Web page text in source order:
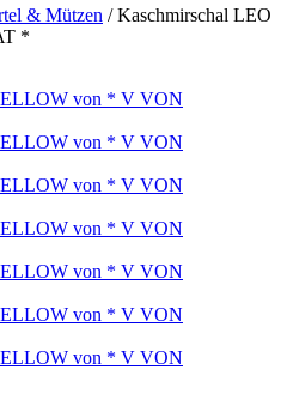
& Mützen /Kaschmirschal LEO
*